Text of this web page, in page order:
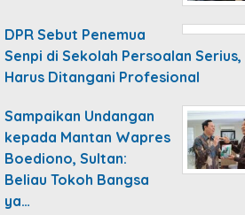
DPR Sebut Penemua
Senpi di Sekolah Persoalan Serius,
Harus Ditangani Profesional
Sampaikan Undangan
kepada Mantan Wapres
Boediono, Sultan:
Beliau Tokoh Bangsa
ya…